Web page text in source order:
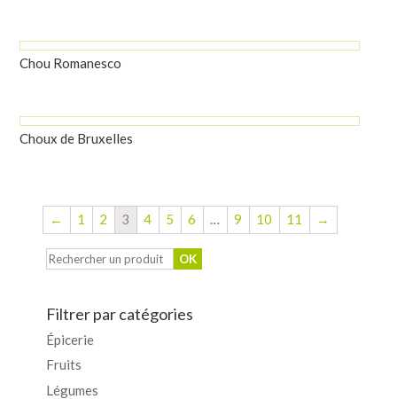
Chou Romanesco
Choux de Bruxelles
← 1 2 3 4 5 6 … 9 10 11 →
Filtrer par catégories
Épicerie
Fruits
Légumes